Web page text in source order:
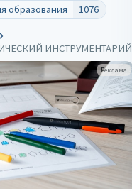
образования
1076
ИНСТРУМЕНТАРИЙ
Реклама